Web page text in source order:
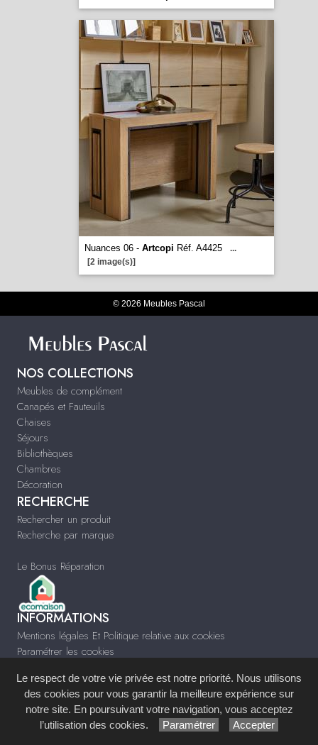
Nuances 06 - Artcopi Réf. A4425
...
[2 image(s)]
© 2026 Meubles Pascal
NOS COLLECTIONS
Meubles de complément
Canapés et Fauteuils
Chaises
Séjours
Bibliothèques
Chambres
Décoration
RECHERCHE
Rechercher un produit
Recherche par marque
Le Bonus Réparation
INFORMATIONS
Mentions légales Et Politique relative aux cookies
Paramétrer les cookies
www.meubles-pascal.fr
Site réalisé avec leSystème de Gestion de Contenu (SGC)imagenia, créé et
développé en France parmémoire d'images.
Le respect de votre vie privée est notre priorité. Nous utilisons
des cookies pour vous garantir la meilleure expérience sur
notre site. En poursuivant votre navigation, vous acceptez
l’utilisation des cookies.
Paramétrer Accepter